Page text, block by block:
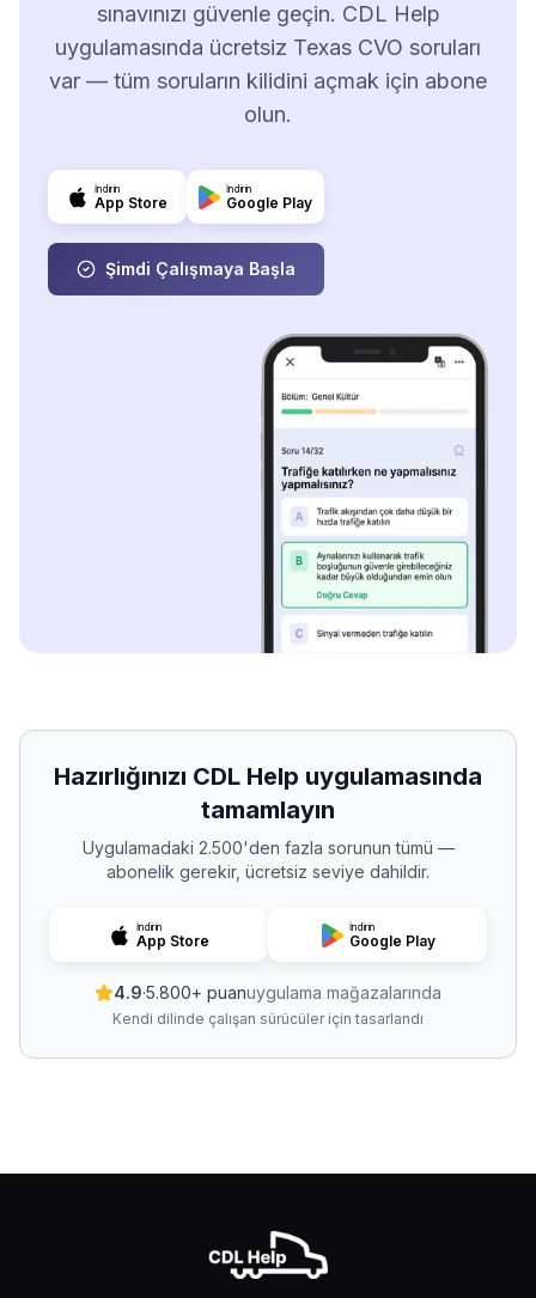
sınavınızı güvenle geçin. CDL Help
uygulamasında ücretsiz Texas CVO soruları
var — tüm soruların kilidini açmak için abone
olun.
İndirin
App Store
İndirin
Google Play
Şimdi Çalışmaya Başla
Hazırlığınızı CDL Help uygulamasında
tamamlayın
Uygulamadaki 2.500'den fazla sorunun tümü —
abonelik gerekir, ücretsiz seviye dahildir.
İndirin
App Store
İndirin
Google Play
4.9·5.800+ puanuygulama mağazalarında
Kendi dilinde çalışan sürücüler için tasarlandı